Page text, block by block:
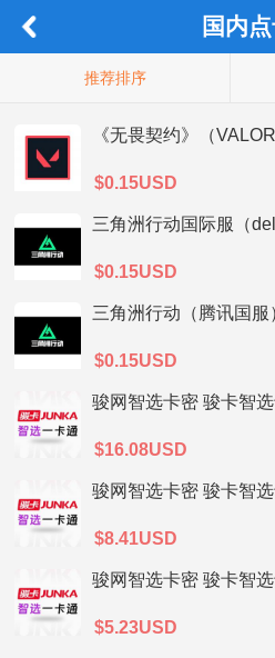
国内
推荐排序
《无畏契约》（
$0.15USD
三角洲行动国际服（
$0.15USD
三角洲行动（腾讯国服
$0.15USD
骏网智选卡密 骏卡智
$16.08USD
骏网智选卡密 骏卡智
$8.41USD
骏网智选卡密 骏卡智
$5.23USD